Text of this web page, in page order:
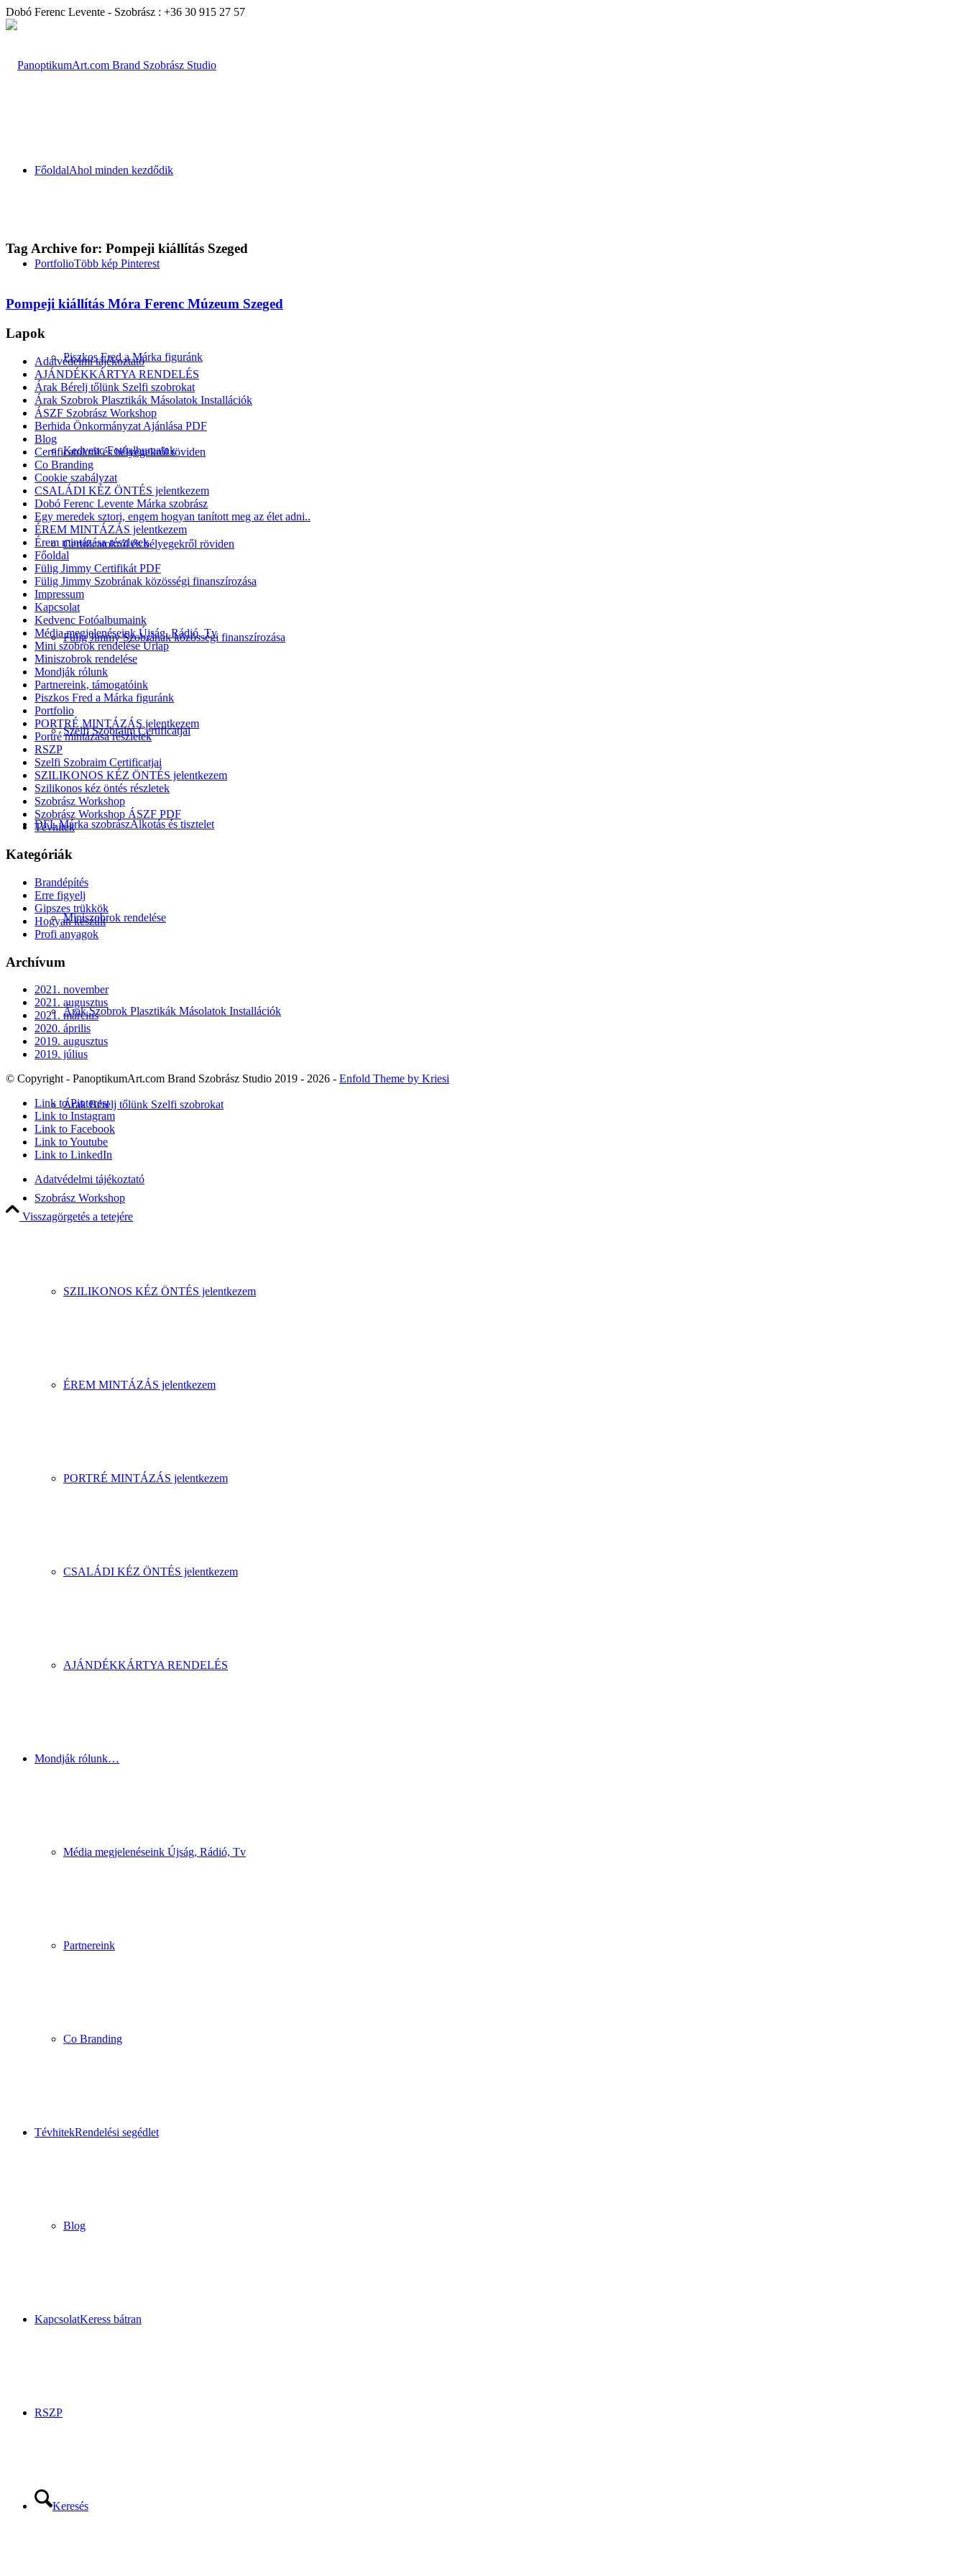
Dobó Ferenc Levente - Szobrász : +36 30 915 27 57
FőoldalAhol minden kezdődik
PortfolioTöbb kép Pinterest
Piszkos Fred a Márka figuránk
Kedvenc Fotóalbumaink
Certificatokról és bélyegekről röviden
Fülig Jimmy Szobrának közösségi finanszírozása
Szelfi Szobraim Certificatjai
DFL Márka szobrászAlkotás és tisztelet
Miniszobrok rendelése
Árak Szobrok Plasztikák Másolatok Installációk
Árak Bérelj tőlünk Szelfi szobrokat
Szobrász Workshop
SZILIKONOS KÉZ ÖNTÉS jelentkezem
ÉREM MINTÁZÁS jelentkezem
PORTRÉ MINTÁZÁS jelentkezem
CSALÁDI KÉZ ÖNTÉS jelentkezem
AJÁNDÉKKÁRTYA RENDELÉS
Mondják rólunk…
Média megjelenéseink Újság, Rádió, Tv
Partnereink
Co Branding
TévhitekRendelési segédlet
Blog
KapcsolatKeress bátran
RSZP
Keresés
Tag Archive for: Pompeji kiállítás Szeged
Pompeji kiállítás Móra Ferenc Múzeum Szeged
Lapok
Adatvédelmi tájékoztató
AJÁNDÉKKÁRTYA RENDELÉS
Árak Bérelj tőlünk Szelfi szobrokat
Árak Szobrok Plasztikák Másolatok Installációk
ÁSZF Szobrász Workshop
Berhida Önkormányzat Ajánlása PDF
Blog
Certificatokról és bélyegekről röviden
Co Branding
Cookie szabályzat
CSALÁDI KÉZ ÖNTÉS jelentkezem
Dobó Ferenc Levente Márka szobrász
Egy meredek sztori, engem hogyan tanított meg az élet adni..
ÉREM MINTÁZÁS jelentkezem
Érem mintázása részletek
Főoldal
Fülig Jimmy Certifikát PDF
Fülig Jimmy Szobrának közösségi finanszírozása
Impressum
Kapcsolat
Kedvenc Fotóalbumaink
Média megjelenéseink Újság, Rádió, Tv
Mini szobrok rendelése Űrlap
Miniszobrok rendelése
Mondják rólunk
Partnereink, támogatóink
Piszkos Fred a Márka figuránk
Portfolio
PORTRÉ MINTÁZÁS jelentkezem
Portré mintázása részletek
RSZP
Szelfi Szobraim Certificatjai
SZILIKONOS KÉZ ÖNTÉS jelentkezem
Szilikonos kéz öntés részletek
Szobrász Workshop
Szobrász Workshop ÁSZF PDF
Tévhitek
Kategóriák
Brandépítés
Erre figyelj
Gipszes trükkök
Hogyan készült
Profi anyagok
Archívum
2021. november
2021. augusztus
2021. március
2020. április
2019. augusztus
2019. július
© Copyright - PanoptikumArt.com Brand Szobrász Studio 2019 - 2026 - Enfold Theme by Kriesi
Link to Pinterest
Link to Instagram
Link to Facebook
Link to Youtube
Link to LinkedIn
Adatvédelmi tájékoztató
Visszagörgetés a tetejére